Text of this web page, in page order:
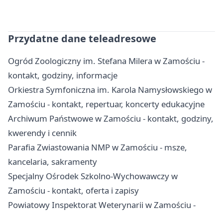
Przydatne dane teleadresowe
Ogród Zoologiczny im. Stefana Milera w Zamościu -
kontakt, godziny, informacje
Orkiestra Symfoniczna im. Karola Namysłowskiego w
Zamościu - kontakt, repertuar, koncerty edukacyjne
Archiwum Państwowe w Zamościu - kontakt, godziny,
kwerendy i cennik
Parafia Zwiastowania NMP w Zamościu - msze,
kancelaria, sakramenty
Specjalny Ośrodek Szkolno-Wychowawczy w
Zamościu - kontakt, oferta i zapisy
Powiatowy Inspektorat Weterynarii w Zamościu -